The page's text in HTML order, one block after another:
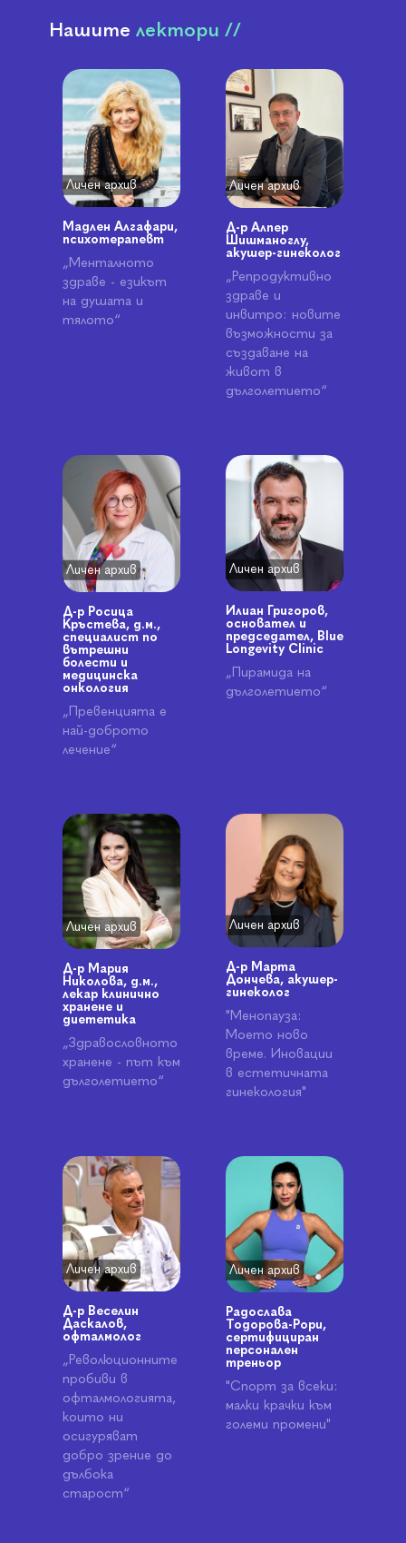
Нашите лектори //
Личен архив
Мадлен Алгафари,
психотерапевт
„Менталното
здраве - езикът
на душата и
тялото“
Личен архив
Д-р Алпер
Шишманоглу,
акушер-гинеколог
„Репродуктивно
здраве и
инвитро: новите
възможности за
създаване на
живот в
дълголетието“
Личен архив
Д-р Росица
Кръстева, д.м.,
специалист по
вътрешни
болести и
медицинска
онкология
„Превенцията е
най-доброто
лечение“
Личен архив
Илиан Григоров,
основател и
председател, Blue
Longevity Clinic
„Пирамида на
дълголетието“
Личен архив
Д-р Мария
Николова, д.м.,
лекар клинично
хранене и
диететика
„Здравословното
хранене - път към
дълголетието“
Личен архив
Д-р Марта
Дончева, акушер-
гинеколог
"Менопауза:
Моето ново
време. Иновации
в естетичната
гинекология"
Личен архив
Д-р Веселин
Даскалов,
офталмолог
„Революционните
пробиви в
офталмологията,
които ни
осигуряват
добро зрение до
дълбока
старост“
Личен архив
Радослава
Тодорова-Рори,
сертифициран
персонален
треньор
"Спорт за всеки:
малки крачки към
големи промени"